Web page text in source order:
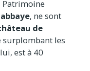
Patrimoine
, ne sont
de
surplombant les
est à 40